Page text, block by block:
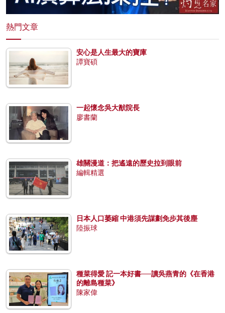
熱門文章
安心是人生最大的寶庫
譚寶碩
一起懷念吳大猷院長
廖書蘭
雄關漫道：把遙遠的歷史拉到眼前
編輯精選
日本人口萎縮 中港須先謀劃免步其後塵
陸振球
種菜得愛 記一本好書──讀吳燕青的《在香港
的離島種菜》
陳家偉